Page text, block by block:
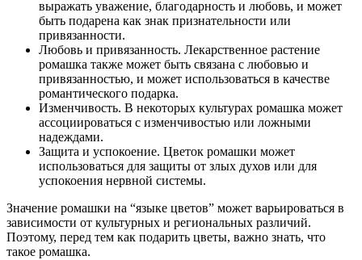
выражать уважение, благодарность и любовь, и может
быть подарена как знак признательности или
привязанности.
Любовь и привязанность. Лекарственное растение
ромашка также может быть связана с любовью и
привязанностью, и может использоваться в качестве
романтического подарка.
Изменчивость. В некоторых культурах ромашка может
ассоциироваться с изменчивостью или ложными
надеждами.
Защита и успокоение. Цветок ромашки может
использоваться для защиты от злых духов или для
успокоения нервной системы.
Значение ромашки на “языке цветов” может варьироваться в
зависимости от культурных и региональных различий.
Поэтому, перед тем как подарить цветы, важно знать, что
такое ромашка.